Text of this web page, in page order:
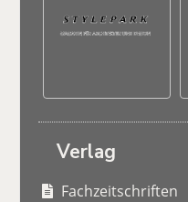
Verlag
Fachzeitschriften